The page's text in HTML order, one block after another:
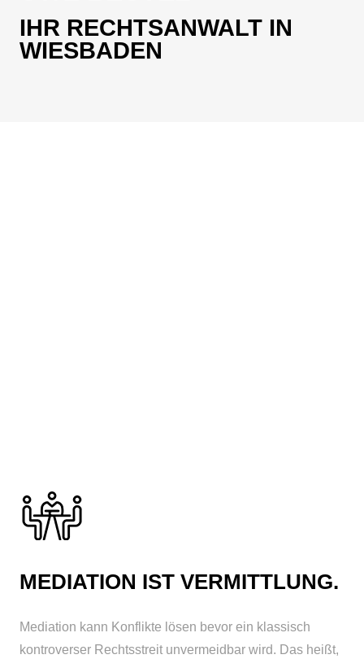
IHR RECHTSANWALT IN
WIESBADEN
MEDIATION IST VERMITTLUNG.
Mediation kann Konflikte lösen bevor ein klassisch
kontroverser Rechtsstreit unvermeidbar wird. Das heißt,